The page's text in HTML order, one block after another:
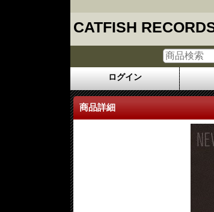
CATFISH
ログイン
商品詳細